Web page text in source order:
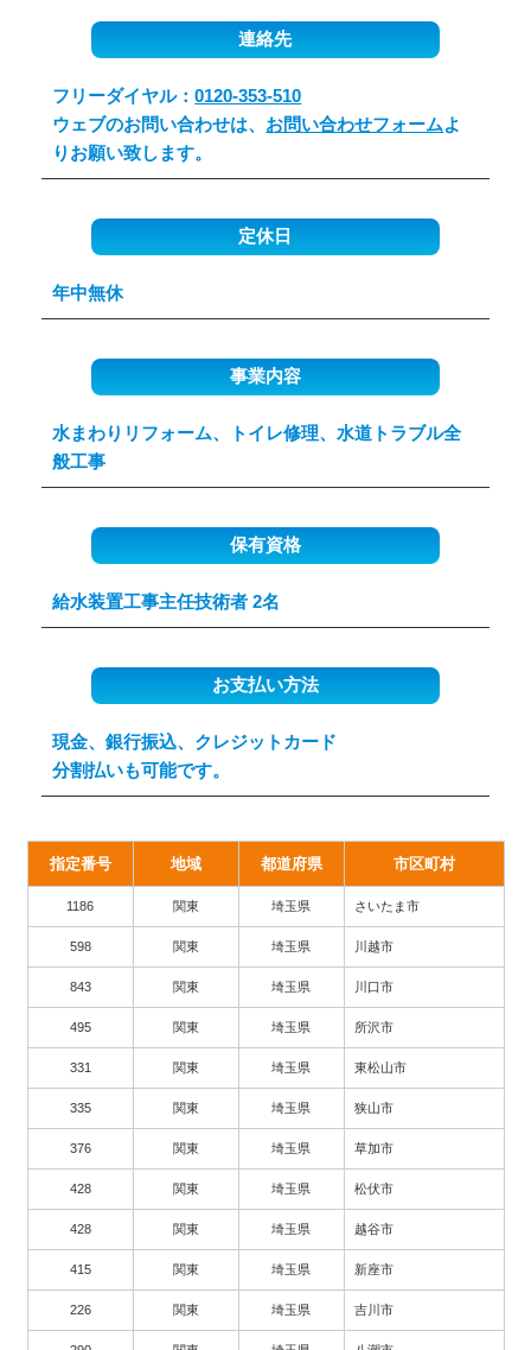
連絡先
フリーダイヤル：0120-353-510
ウェブのお問い合わせは、 お問い合わせフォームよ
りお願い致します。
定休日
年中無休
事業内容
水まわりリフォーム、トイレ修理、水道トラブル全
般工事
保有資格
給水装置工事主任技術者 2名
お支払い方法
現金、銀行振込、クレジットカード
分割払いも可能です。
指定番号 地域 都道府県 市区町村
1186 関東 埼玉県 さいたま市
598 関東 埼玉県 川越市
843 関東 埼玉県 川口市
495 関東 埼玉県 所沢市
331 関東 埼玉県 東松山市
335 関東 埼玉県 狭山市
376 関東 埼玉県 草加市
428 関東 埼玉県 松伏市
428 関東 埼玉県 越谷市
415 関東 埼玉県 新座市
226 関東 埼玉県 吉川市